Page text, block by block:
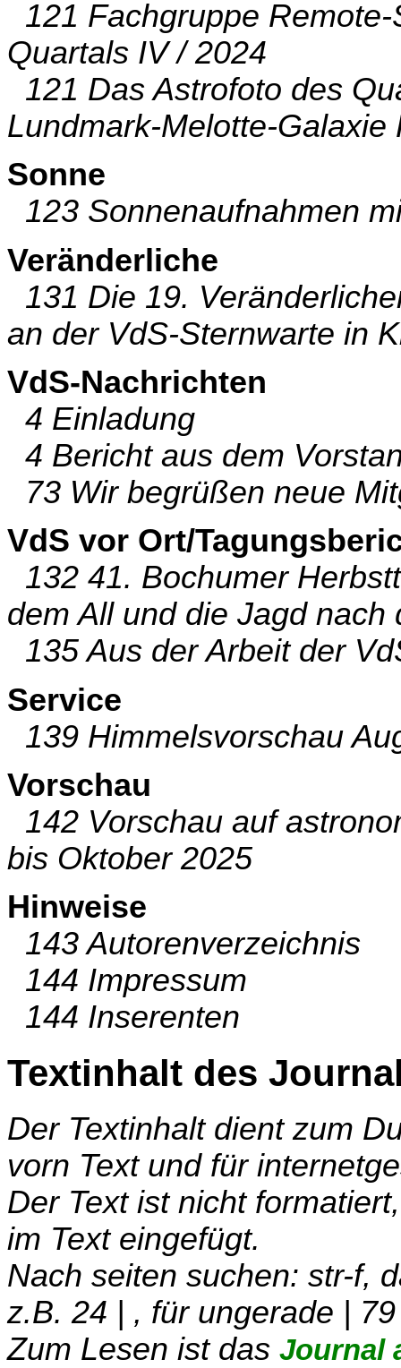
121 Fachgruppe
Quartals IV / 2024
121 Das Astrofoto des
Lundmark-Melotte-Galaxie
Sonne
123 Sonnenaufnahmen
Veränderliche
131 Die 19.
an der VdS-Sternwarte in
VdS-Nachrichten
4 Einladung
4 Bericht aus dem
73 Wir begrüßen neue
VdS vor Ort/
132 41. Bochumer
dem All und die Jagd
135 Aus der Arbeit der
Service
139 Himmelsvorschau
Vorschau
142 Vorschau auf
bis Oktober 2025
Hinweise
143 Autorenverzeichnis
144 Impressum
144 Inserenten
Textinhalt des
Der Textinhalt dient zum
vorn Text und für
Der Text ist nicht
im Text eingefügt.
Nach seiten suchen: str-f,
z.B. 24 | , für ungerade | 79
Zum Lesen ist das Journal